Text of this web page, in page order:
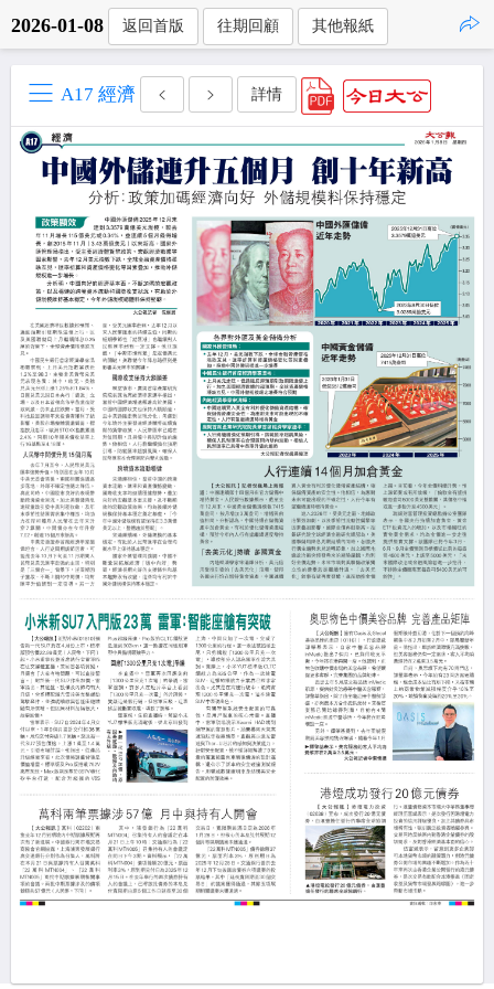
2026-01-08 返回首版 往期回顧 其他報紙
A17 經濟 詳情